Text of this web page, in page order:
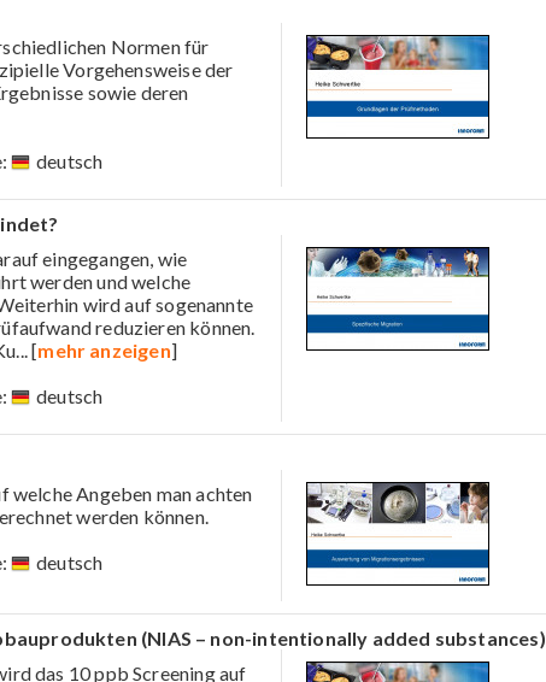
Normen für
Vorgehensweise der
sowie deren
deutsch
eingegangen, wie
werden und welche
wird auf sogenannte
reduzieren können.
... [mehr anzeigen]
deutsch
welche Angeben man achten
werden können.
deutsch
(NIAS – non-intentionally added substances)
das 10 ppb Screening auf